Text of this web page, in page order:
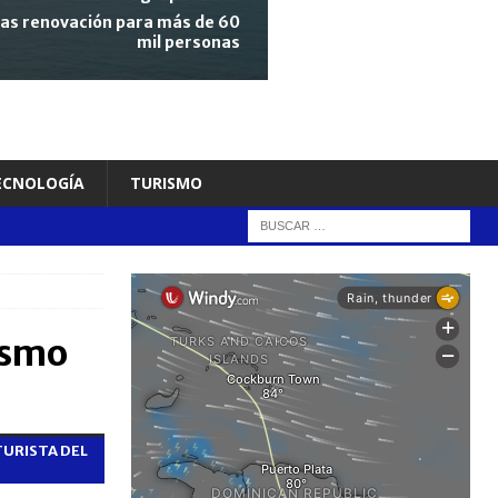
renovación para más de 60
mil personas
TURISMO
DEL